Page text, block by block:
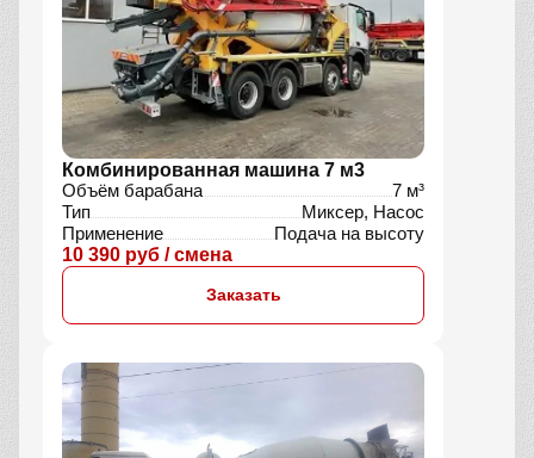
Комбинированная машина 7 м3
Объём барабана
7 м³
Тип
Миксер, Насос
Применение
Подача на высоту
10 390 руб / смена
Заказать